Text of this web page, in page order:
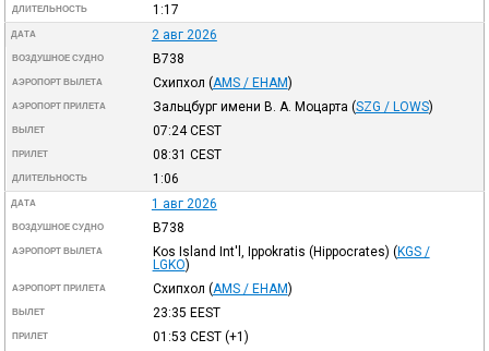
ДЛИТЕЛЬНОСТЬ 1:17
ДАТА 2 авг 2026
ВОЗДУШНОЕ СУДНО B738
АЭРОПОРТ ВЫЛЕТА Схипхол (AMS / EHAM)
АЭРОПОРТ ПРИЛЕТА Зальцбург имени В. А. Моцарта (SZG / LOWS)
ВЫЛЕТ 07:24CEST
ПРИЛЕТ 08:31 CEST
ДЛИТЕЛЬНОСТЬ 1:06
ДАТА 1 авг 2026
ВОЗДУШНОЕ СУДНО B738
АЭРОПОРТ ВЫЛЕТА Kos Island Int'l, Ippokratis (Hippocrates) (KGS /
LGKO)
АЭРОПОРТ ПРИЛЕТА Схипхол (AMS / EHAM)
ВЫЛЕТ 23:35 EEST
ПРИЛЕТ 01:53 CEST(+1)